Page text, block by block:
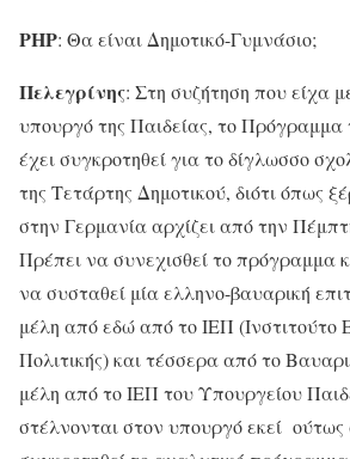
ΡΗΡ: Θα είναι Δημοτικό-Γυμνάσιο;
Πελεγρίνης: Στη συζήτηση που είχα
υπουργό της Παιδείας, το Πρόγραμμα
έχει συγκροτηθεί για το δίγλωσσο
της Τετάρτης Δημοτικού, διότι όπως
στην Γερμανία αρχίζει από την
Πρέπει να συνεχισθεί το πρόγραμμα
να συσταθεί μία ελληνο-βαυαρική
μέλη από εδώ από το ΙΕΠ (Ινστιτούτο
Πολιτικής) και τέσσερα από το
μέλη από το ΙΕΠ του Υπουργείου
στέλνονται στον υπουργό εκεί